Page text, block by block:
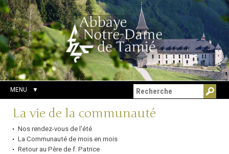
Aller
au
contenu.
|
Aller
à
la
navigation
Outils
personnels
Chercher par
Recherche
avancée…
MENU
Navigation
La vie de la communauté
Nos rendez-vous de l'été
La Communauté de mois en mois
Retour au Père de f. Patrice